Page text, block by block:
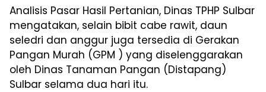
Analisis Pasar Hasil Pertanian, Dinas TPHP Sulbar
mengatakan, selain bibit cabe rawit, daun
seledri dan anggur juga tersedia di Gerakan
Pangan Murah (GPM ) yang diselenggarakan
oleh Dinas Tanaman Pangan (Distapang)
Sulbar selama dua hari itu.